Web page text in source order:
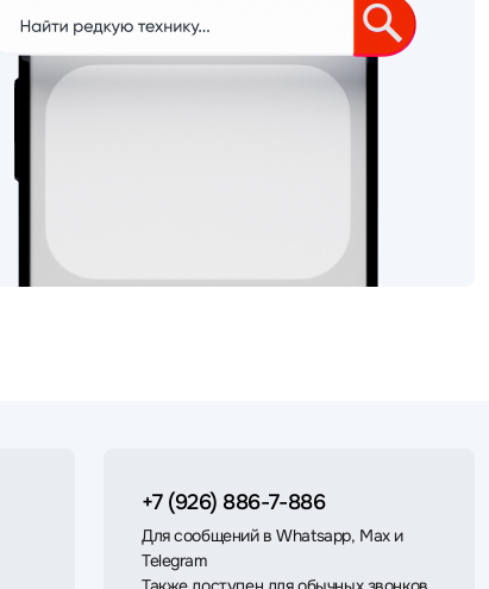
+7 (926) 886-7-886
Для сообщений в Whatsapp, Max и
Telegram